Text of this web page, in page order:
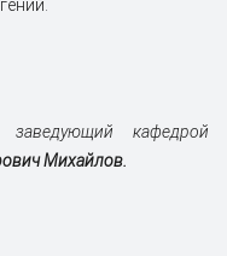
заведующий кафедрой
Михайлов.